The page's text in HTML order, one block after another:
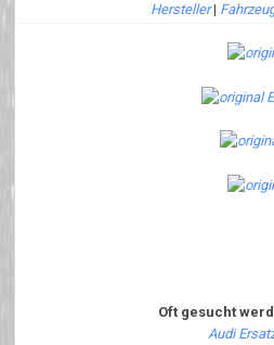
Hersteller|
Oft gesucht
Audi